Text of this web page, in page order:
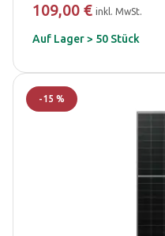
109,00 € inkl. MwSt.
Auf Lager > 50 Stück
-15 %